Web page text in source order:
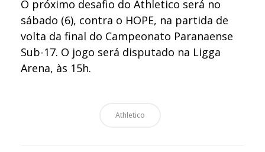
O próximo desafio do Athletico será no
sábado (6), contra o HOPE, na partida de
volta da final do Campeonato Paranaense
Sub-17. O jogo será disputado na Ligga
Arena, às 15h.
Athletico